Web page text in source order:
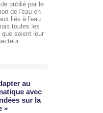
publié par le
de l'eau en
liés à l'eau
toutes les
soient leur
au
avec
sur la
»